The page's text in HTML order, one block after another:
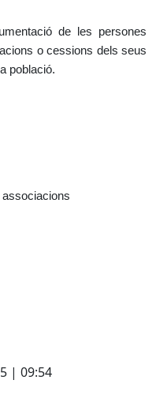
de les persones
o cessions dels seus
població.
| 09:54